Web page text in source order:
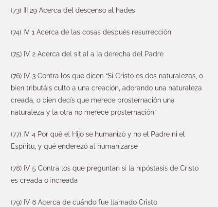
(73) III 29 Acerca del descenso al hades
(74) IV 1 Acerca de las cosas después resurrección
(75) IV 2 Acerca del sitial a la derecha del Padre
(76) IV 3 Contra los que dicen “Si Cristo es dos naturalezas, o
bien tributáis culto a una creación, adorando una naturaleza
creada, o bien decís que merece prosternación una
naturaleza y la otra no merece prosternación”
(77) IV 4 Por qué el Hijo se humanizó y no el Padre ni el
Espíritu, y qué enderezó al humanizarse
(78) IV 5 Contra los que preguntan si la hipóstasis de Cristo
es creada o increada
(79) IV 6 Acerca de cuándo fue llamado Cristo